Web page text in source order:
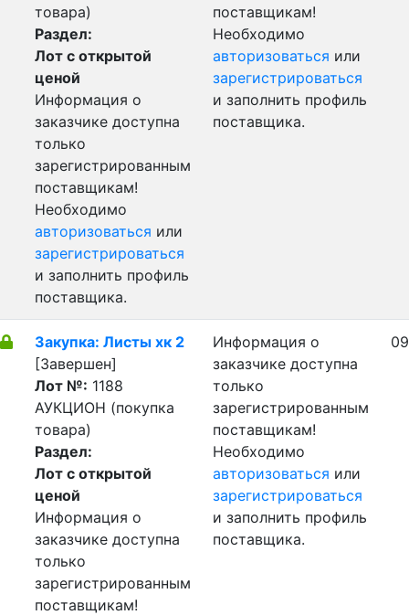
товара)
Раздел:
Лот с открытой
ценой
Информация о
заказчике доступна
только
зарегистрированным
поставщикам!
Необходимо
авторизоваться или
зарегистрироваться
и заполнить профиль
поставщика.
поставщикам!
Необходимо
авторизоваться или
зарегистрироваться
и заполнить профиль
поставщика.
Закупка: Листы хк 2
[Завершен]
Лот №: 1188
АУКЦИОН (покупка
товара)
Раздел:
Лот с открытой
ценой
Информация о
заказчике доступна
только
зарегистрированным
поставщикам!
Информация о
заказчике доступна
только
зарегистрированным
поставщикам!
Необходимо
авторизоваться или
зарегистрироваться
и заполнить профиль
поставщика.